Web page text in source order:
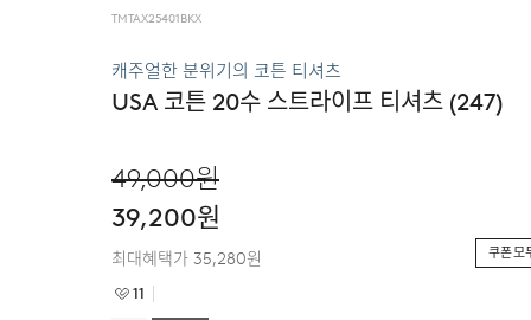
TMTAX25401BKX
캐주얼한 분위기의 코튼 티셔츠
USA 코튼 20수 스트라이프 티셔츠 (247)
39,200원
49,000원
최대혜택가 35,280원 쿠폰 모
11